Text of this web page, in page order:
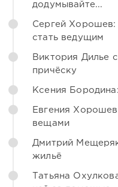
додумывайте...
Сергей
стать ведущим
Виктория Дилье
причёску
Ксения
Евгения
вещами
Дмитрий
жильё
Татьяна